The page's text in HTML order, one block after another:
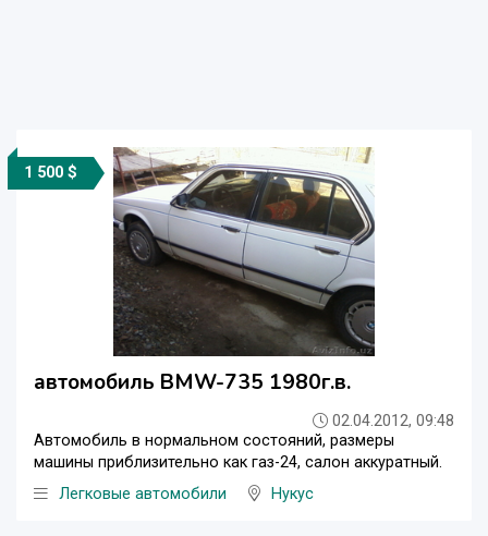
1 500 $
автомобиль BMW-735 1980г.в.
02.04.2012, 09:48
Автомобиль в нормальном состояний, размеры
машины приблизительно как газ-24, салон аккуратный.
Легковые автомобили
Нукус